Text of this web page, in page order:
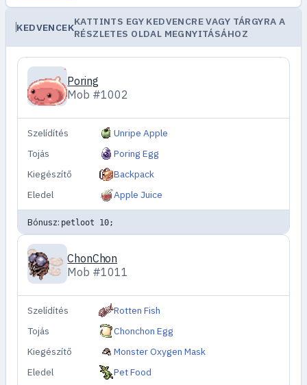
KEDVENCEKKATTINTS EGY KEDVENCRE VAGY TÁRGYRA A
RÉSZLETES OLDAL MEGNYITÁSÁHOZ
Poring
Mob #1002
Szelídítés
Unripe Apple
Tojás
Poring Egg
Kiegészítő
Backpack
Eledel
Apple Juice
Bónusz: petloot 10;
ChonChon
Mob #1011
Szelídítés
Rotten Fish
Tojás
Chonchon Egg
Kiegészítő
Monster Oxygen Mask
Eledel
Pet Food